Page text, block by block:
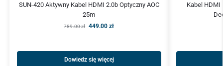
SUN-420 Aktywny Kabel HDMI 2.0b Optyczny AOC
25m
789.00zł 449.00zł
Dowiedz się więcej
Kabel